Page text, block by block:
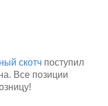
скотч поступил
Все позиции